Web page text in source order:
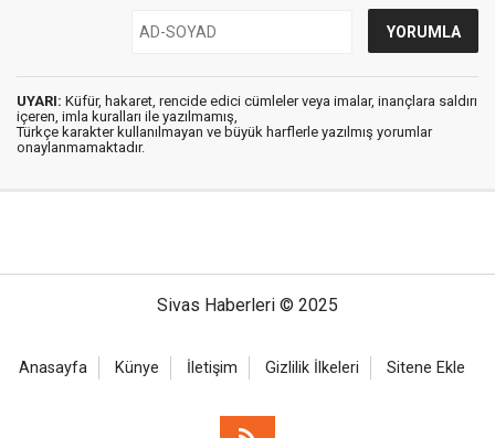
UYARI: Küfür, hakaret, rencide edici cümleler veya imalar, inançlara saldırı
içeren, imla kuralları ile yazılmamış,
Türkçe karakter kullanılmayan ve büyük harflerle yazılmış yorumlar
onaylanmamaktadır.
Sivas Haberleri © 2025
Anasayfa Künye İletişim Gizlilik İlkeleri Sitene Ekle